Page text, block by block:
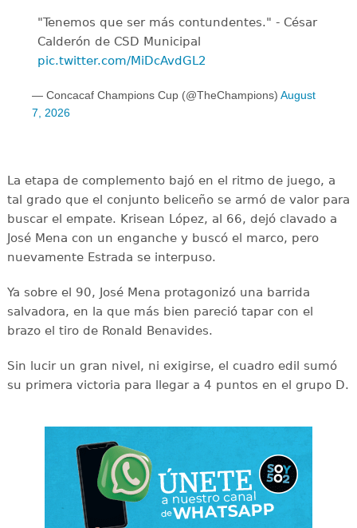
"Tenemos que ser más contundentes." - César
Calderón de CSD Municipal ️
pic.twitter.com/MiDcAvdGL2
— Concacaf Champions Cup (@TheChampions) August
7, 2026
La etapa de complemento bajó en el ritmo de juego, a
tal grado que el conjunto beliceño se armó de valor para
buscar el empate. Krisean López, al 66, dejó clavado a
José Mena con un enganche y buscó el marco, pero
nuevamente Estrada se interpuso.
Ya sobre el 90, José Mena protagonizó una barrida
salvadora, en la que más bien pareció tapar con el
brazo el tiro de Ronald Benavides.
Sin lucir un gran nivel, ni exigirse, el cuadro edil sumó
su primera victoria para llegar a 4 puntos en el grupo D.